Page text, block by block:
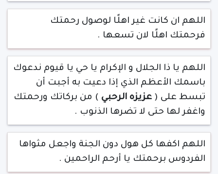
اللهم ان كانت غير اهلًا لوصول رحمتك
فرحمتك اهلًا لان تسعها .
اللهم يا ذا الجلال و الإكرام يا حي يا قيوم ندعوك
باسمك الأعظم الذي إذا دعيت به أجبت أن
تبسط على ( عزيزه الرحبي ) من بركاتك ورحمتك
واغفر لها حتى لا تضرها الذنوب .
اللهم اكفها كل هول دون الجنة واجعل مثواها
الفردوس برحمتك يا أرحم الراحمين .